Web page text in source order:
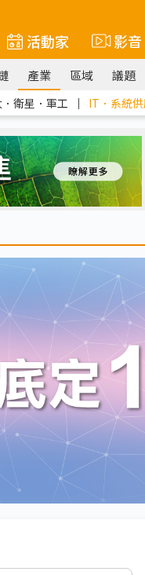
活動家 影音
產業 區域 議題
衛星．軍工 ｜ IT．系統